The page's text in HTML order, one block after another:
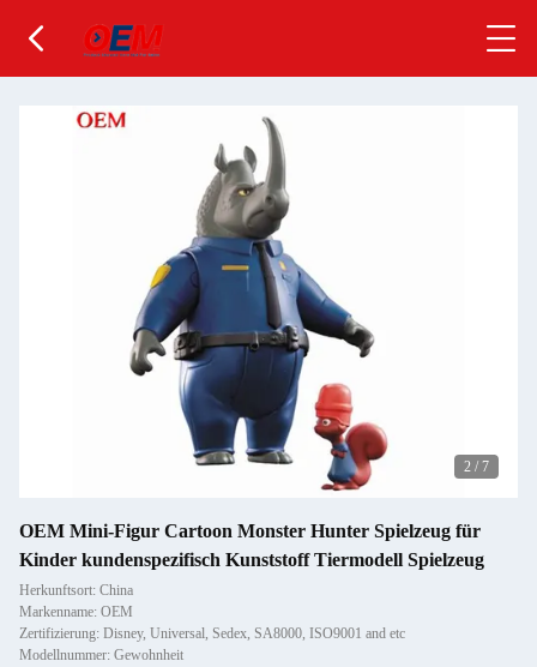
2 / 7
OEM Mini-Figur Cartoon Monster Hunter Spielzeug für
Kinder kundenspezifisch Kunststoff Tiermodell Spielzeug
Herkunftsort: China
Markenname: OEM
Zertifizierung: Disney, Universal, Sedex, SA8000, ISO9001 and etc
Modellnummer: Gewohnheit